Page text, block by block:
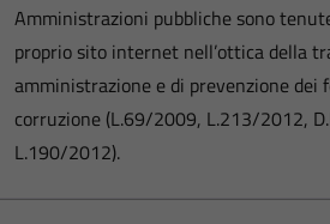
Amministrazioni pubbliche sono
proprio sito internet nell’ottica della
amministrazione e di prevenzione dei
corruzione (L.69/2009, L.213/2012,
L.190/2012).